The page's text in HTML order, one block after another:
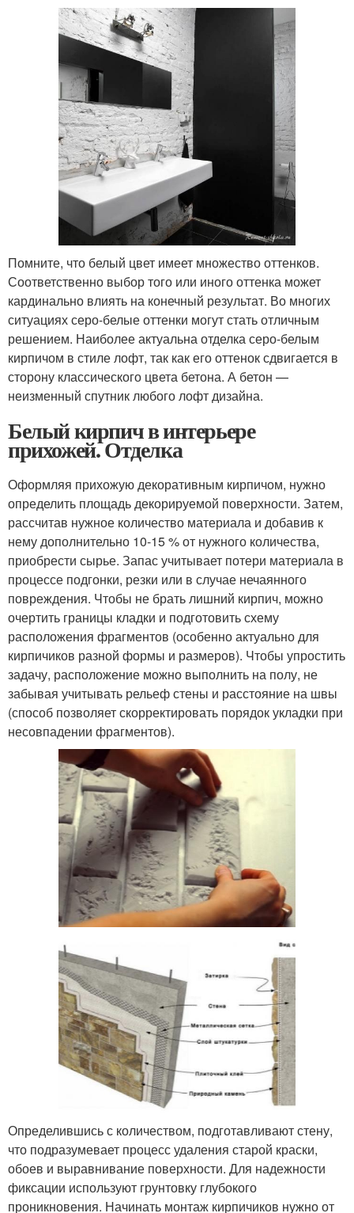
Помните, что белый цвет имеет множество оттенков.
Соответственно выбор того или иного оттенка может
кардинально влиять на конечный результат. Во многих
ситуациях серо-белые оттенки могут стать отличным
решением. Наиболее актуальна отделка серо-белым
кирпичом в стиле лофт, так как его оттенок сдвигается в
сторону классического цвета бетона. А бетон —
неизменный спутник любого лофт дизайна.
Белый кирпич в интерьере
прихожей. Отделка
Оформляя прихожую декоративным кирпичом, нужно
определить площадь декорируемой поверхности. Затем,
рассчитав нужное количество материала и добавив к
нему дополнительно 10-15 % от нужного количества,
приобрести сырье. Запас учитывает потери материала в
процессе подгонки, резки или в случае нечаянного
повреждения. Чтобы не брать лишний кирпич, можно
очертить границы кладки и подготовить схему
расположения фрагментов (особенно актуально для
кирпичиков разной формы и размеров). Чтобы упростить
задачу, расположение можно выполнить на полу, не
забывая учитывать рельеф стены и расстояние на швы
(способ позволяет скорректировать порядок укладки при
несовпадении фрагментов).
Определившись с количеством, подготавливают стену,
что подразумевает процесс удаления старой краски,
обоев и выравнивание поверхности. Для надежности
фиксации используют грунтовку глубокого
проникновения. Начинать монтаж кирпичиков нужно от